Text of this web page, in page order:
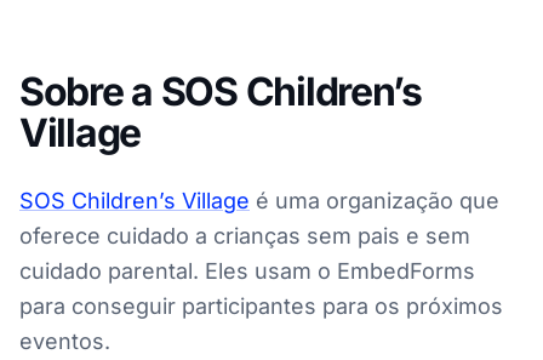
Sobre a SOS Children’s
Village
SOS Children’s Village é uma organização que
oferece cuidado a crianças sem pais e sem
cuidado parental. Eles usam o EmbedForms
para conseguir participantes para os próximos
eventos.